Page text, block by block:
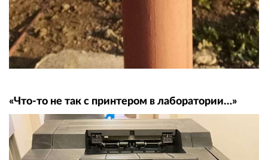
«Что-то не так с принтером в лаборатории…»